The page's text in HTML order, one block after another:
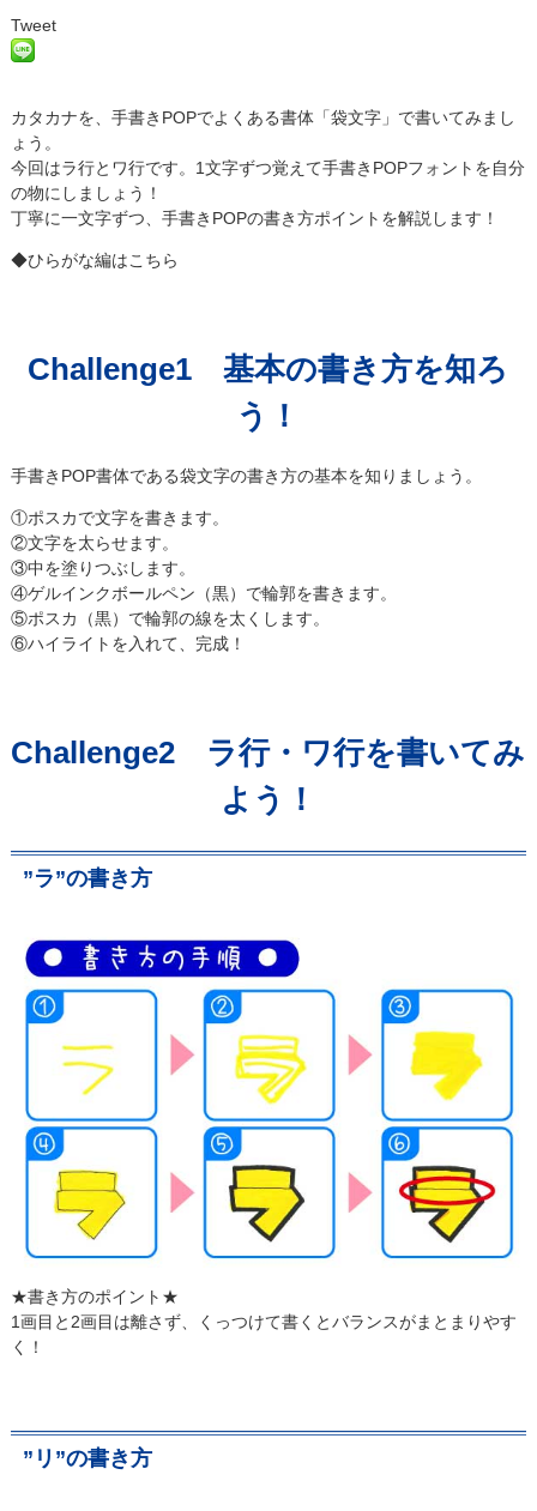
Tweet
カタカナを、手書きPOPでよくある書体「袋文字」で書いてみまし
ょう。
今回はラ行とワ行です。1文字ずつ覚えて手書きPOPフォントを自分
の物にしましょう！
丁寧に一文字ずつ、手書きPOPの書き方ポイントを解説します！
◆ひらがな編はこちら
Challenge1 基本の書き方を知ろ
う！
手書きPOP書体である袋文字の書き方の基本を知りましょう。
①ポスカで文字を書きます。
②文字を太らせます。
③中を塗りつぶします。
④ゲルインクボールペン（黒）で輪郭を書きます。
⑤ポスカ（黒）で輪郭の線を太くします。
⑥ハイライトを入れて、完成！
Challenge2 ラ行・ワ行を書いてみ
よう！
”ラ”の書き方
★書き方のポイント★
1画目と2画目は離さず、くっつけて書くとバランスがまとまりやす
く！
”リ”の書き方